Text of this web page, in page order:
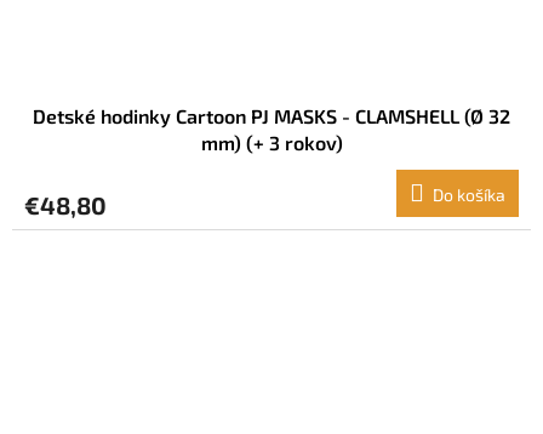
Detské hodinky Cartoon PJ MASKS - CLAMSHELL (Ø 32
mm) (+ 3 rokov)
€48,80 Do košíka